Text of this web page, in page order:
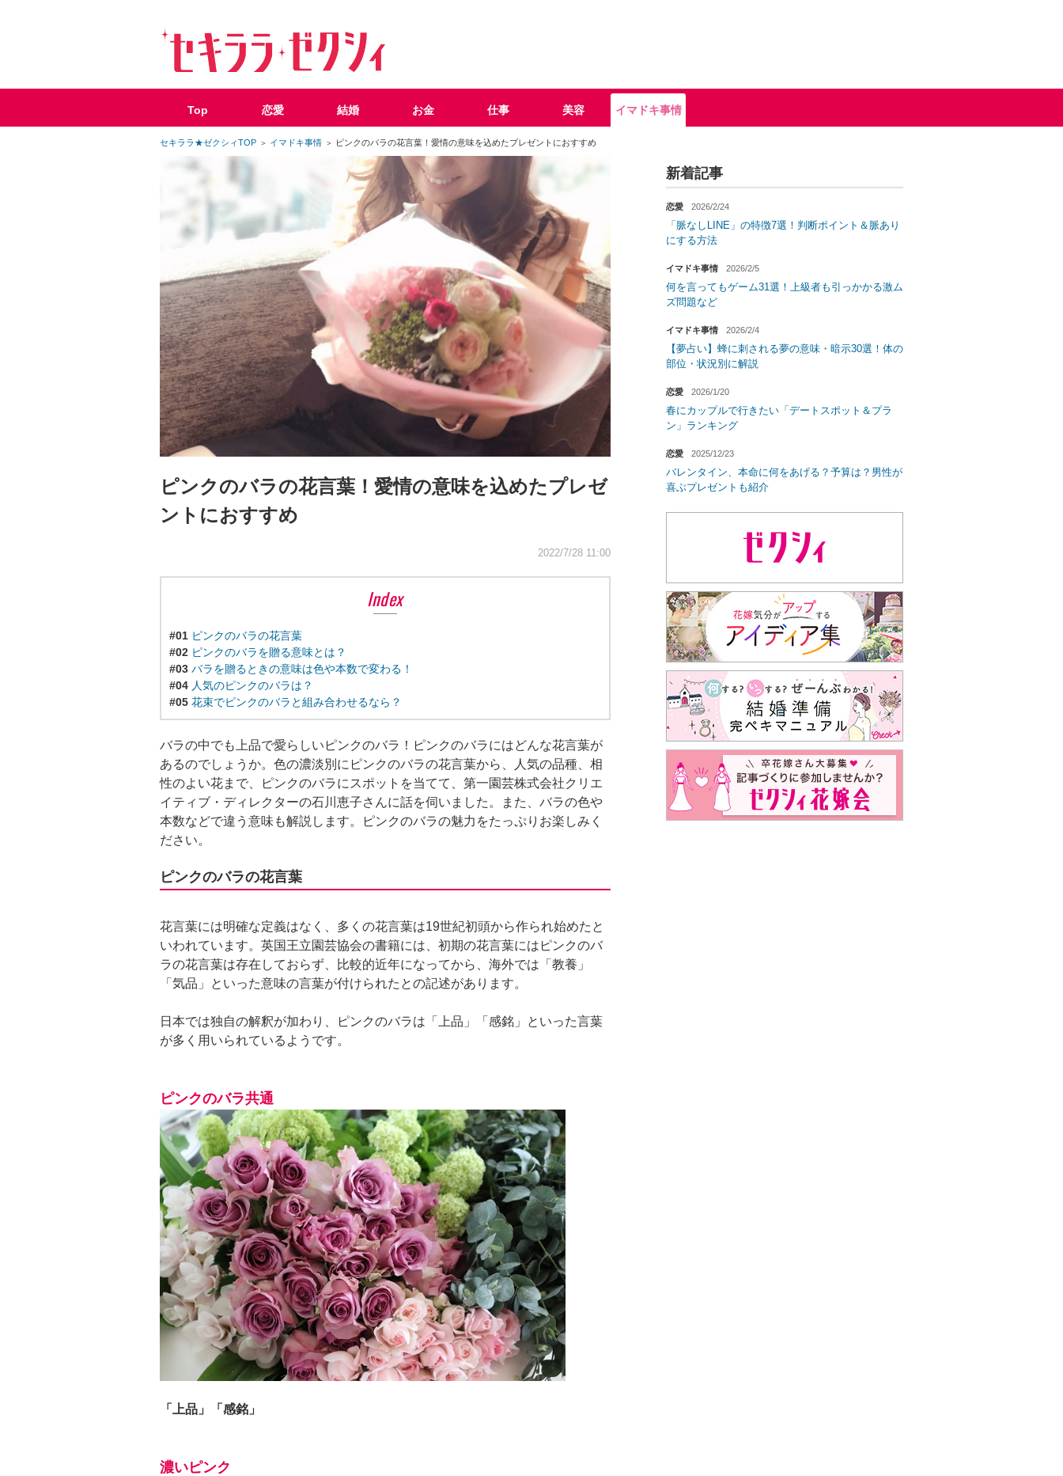
Top 恋愛 結婚 お金 仕事 美容 イマドキ事情
セキララ★ゼクシィTOP イマドキ事情 ピンクのバラの花言葉！愛情の意味を込めたプレゼントにおすすめ
ピンクのバラの花言葉！愛情の意味を込めたプレゼ
ントにおすすめ
2022/7/28 11:00
Index
#01 ピンクのバラの花言葉
#02 ピンクのバラを贈る意味とは？
#03 バラを贈るときの意味は色や本数で変わる！
#04 人気のピンクのバラは？
#05 花束でピンクのバラと組み合わせるなら？
バラの中でも上品で愛らしいピンクのバラ！ピンクのバラにはどんな花言葉が
あるのでしょうか。色の濃淡別にピンクのバラの花言葉から、人気の品種、相
性のよい花まで、ピンクのバラにスポットを当てて、第一園芸株式会社クリエ
イティブ・ディレクターの石川恵子さんに話を伺いました。また、バラの色や
本数などで違う意味も解説します。ピンクのバラの魅力をたっぷりお楽しみく
ださい。
ピンクのバラの花言葉
花言葉には明確な定義はなく、多くの花言葉は19世紀初頭から作られ始めたと
いわれています。英国王立園芸協会の書籍には、初期の花言葉にはピンクのバ
ラの花言葉は存在しておらず、比較的近年になってから、海外では「教養」
「気品」といった意味の言葉が付けられたとの記述があります。
日本では独自の解釈が加わり、ピンクのバラは「上品」「感銘」といった言葉
が多く用いられているようです。
ピンクのバラ共通
「上品」「感銘」
濃いピンク
新着記事
恋愛 2026/2/24
「脈なしLINE」の特徴7選！判断ポイント＆脈あり
にする方法
イマドキ事情 2026/2/5
何を言ってもゲーム31選！上級者も引っかかる激ム
ズ問題など
イマドキ事情 2026/2/4
【夢占い】蜂に刺される夢の意味・暗示30選！体の
部位・状況別に解説
恋愛 2026/1/20
春にカップルで行きたい「デートスポット＆プラ
ン」ランキング
恋愛 2025/12/23
バレンタイン、本命に何をあげる？予算は？男性が
喜ぶプレゼントも紹介